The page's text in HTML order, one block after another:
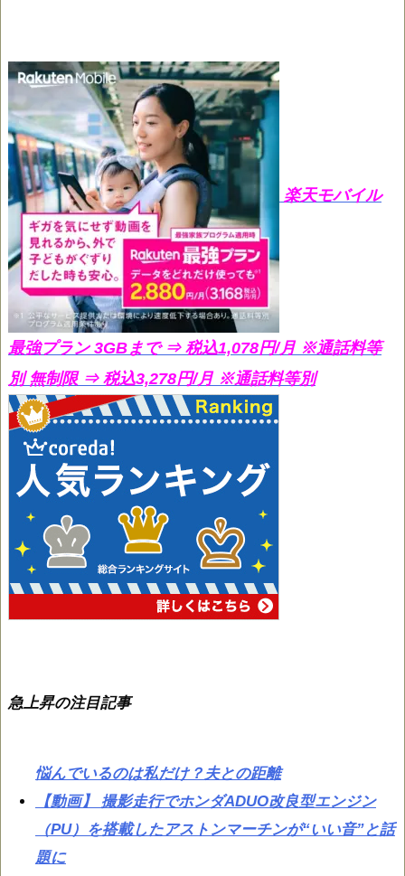
楽天モバイル
最強プラン 3GBまで ⇒ 税込1,078円/月 ※通話料等
別 無制限 ⇒ 税込3,278円/月 ※通話料等別
急上昇の注目記事
悩んでいるのは私だけ？夫との距離
【動画】 撮影走行でホンダADUO改良型エンジン
（PU）を搭載したアストンマーチンが“いい音”と話
題に